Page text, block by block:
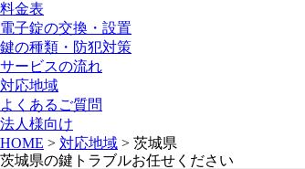
料金表
電子錠の交換・設置
鍵の種類・防犯対策
サービスの流れ
対応地域
よくあるご質問
法人様向け
HOME > 対応地域 > 茨城県
茨城県の鍵トラブルお任せください